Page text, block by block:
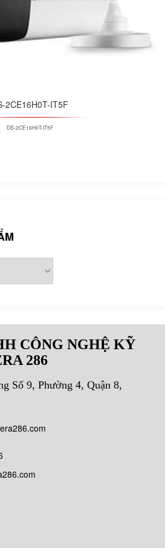
2CE16H0T-IT5F
DS-2CE16H0T-IT5F
CÔNG NGHỆ KỸ
286
Số 9, Phường 4, Quận 8,